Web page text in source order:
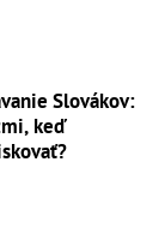
Slovákov:
keď